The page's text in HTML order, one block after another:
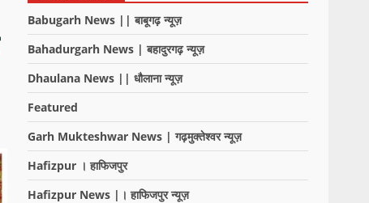
Babugarh News || बाबूगढ़ न्यूज़
Bahadurgarh News | बहादुरगढ़ न्यूज़
Dhaulana News || धौलाना न्यूज़
Featured
Garh Mukteshwar News | गढ़मुक्तेश्वर न्यूज़
Hafizpur । हाफिजपुर
Hafizpur News |। हाफिजपुर न्यूज़